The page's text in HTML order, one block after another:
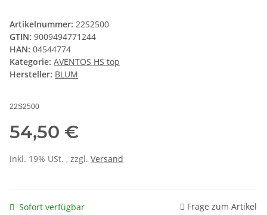
Artikelnummer: 22S2500
GTIN: 9009494771244
HAN: 04544774
Kategorie: AVENTOS HS top
Hersteller: BLUM
22S2500
54,50 €
inkl. 19% USt. , zzgl. Versand
Sofort verfügbar Frage zum Artikel